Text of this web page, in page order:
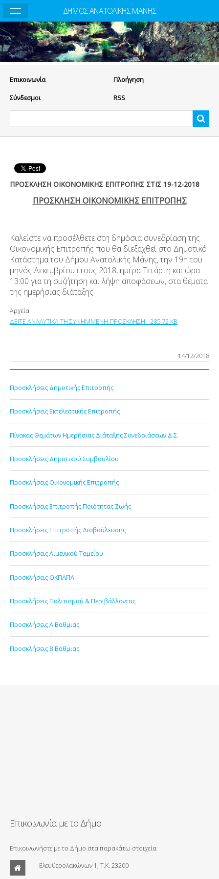
Eπικοινωνία Πλοήγηση
Σύνδεσμοι RSS
ΠΡΟΣΚΛΗΣΗ ΟΙΚΟΝΟΜΙΚΗΣ ΕΠΙΤΡΟΠΗΣ ΣΤΙΣ 19-12-2018
ΠΡΟΣΚΛΗΣΗ ΟΙΚΟΝΟΜΙΚΗΣ ΕΠΙΤΡΟΠΗΣ
Καλείστε να προσέλθετε στη δημόσια συνεδρίαση της
Οικονομικής Επιτροπής που θα διεξαχθεί στο Δημοτικό
Κατάστημα του Δήμου Ανατολικής Μάνης, την 19η του
μηνός Δεκεμβρίου έτους 2018, ημέρα Τετάρτη και ώρα
13:00 για τη συζήτηση και λήψη αποφάσεων, στα θέματα
της ημερήσιας διάταξης
Αρχεία
ΔΕΙΤΕ ΑΝΑΛΥΤΙΚΑ ΤΗ ΣΥΝΗΜΜΕΝΗ ΠΡΟΣΚΛΗΣΗ - 285.72 KB
14/12/2018
Προσκλήσεις Δημοτικής Επιτροπής
Προσκλήσεις Εκτελεστικής Επιτροπής
Πίνακας Θεμάτων Ημερήσιας Διάταξης Συνεδριάσεων Δ.Σ.
Προσκλήσεις Δημοτικού Συμβουλίου
Προσκλήσεις Οικονομικής Επιτροπής
Προσκλήσεις Επιτροπής Ποιότητας Ζωής
Προσκλήσεις Επιτροπής Διαβούλευσης
Προσκλήσεις Λιμενικού Ταμείου
Προσκλήσεις ΟΚΠΑΠΑ
Προσκλήσεις Πολιτισμού & Περιβάλλοντος
Προσκλήσεις Α'Βάθμιας
Προσκλήσεις Β'Βάθμιας
Επικοινωνία με το Δήμο
Επικοινωνήστε με το Δήμο στα παρακάτω στοιχεία
Ελευθερολακώνων 1, Τ.Κ. 23200
ΔΗΜΟΣ ΑΝΑΤΟΛΙΚΗΣ ΜΑΝΗΣ